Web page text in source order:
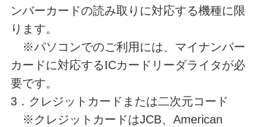
ンバーカードの読み取りに対応する機種に限
ります。
※パソコンでのご利用には、マイナンバー
カードに対応するICカードリーダライタが必
要です。
3．クレジットカードまたは二次元コード
※クレジットカードはJCB、American